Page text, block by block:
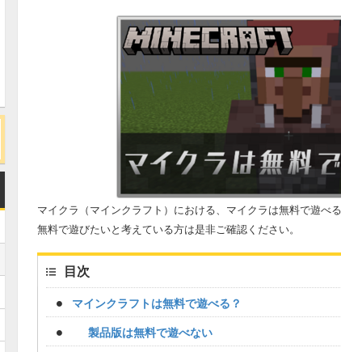
マイクラ（マインクラフト）における、マイクラは無料で遊べ
無料で遊びたいと考えている方は是非ご確認ください。
目次
マインクラフトは無料で遊べる？
製品版は無料で遊べない